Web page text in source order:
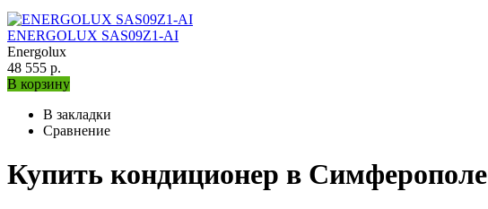
ENERGOLUX SAS09Z1-AI
Energolux
48 555 р.
В корзину
В закладки
Сравнение
Купить кондиционер в Симферополе